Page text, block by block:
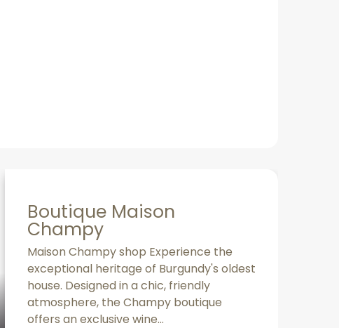
Boutique Maison
Champy
Maison Champy shop Experience the
exceptional heritage of Burgundy's oldest
house. Designed in a chic, friendly
atmosphere, the Champy boutique
offers an exclusive wine...